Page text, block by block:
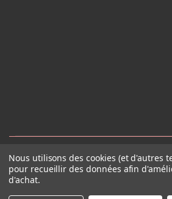
Nous utilisons des cookies (et d'autres
pour recueillir des données afin
d'achat.